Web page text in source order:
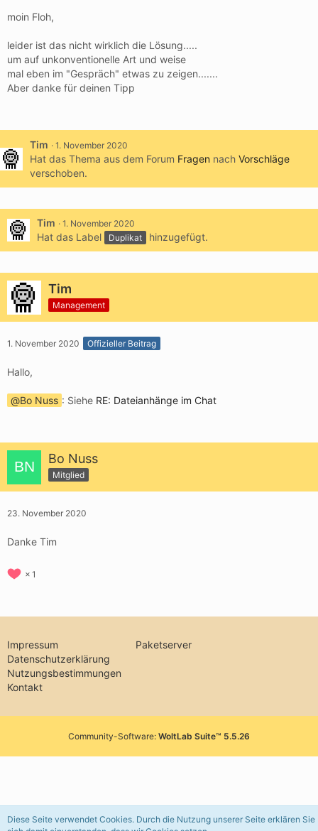
moin Floh,
leider ist das nicht wirklich die Lösung.....
um auf unkonventionelle Art und weise
mal eben im "Gespräch" etwas zu zeigen.......
Aber danke für deinen Tipp
Tim 1. November 2020
Hat das Thema aus dem Forum Fragen nach Vorschläge
verschoben.
Tim 1. November 2020
Hat das Label Duplikat hinzugefügt.
Tim
Management
1. November 2020 Offizieller Beitrag
Hallo,
Bo Nuss : Siehe RE: Dateianhänge im Chat
Bo Nuss
Mitglied
23. November 2020
Danke Tim
1
Impressum
Datenschutzerklärung
Nutzungsbestimmungen
Kontakt
Paketserver
Community-Software: WoltLab Suite™ 5.5.26
Diese Seite verwendet Cookies. Durch die Nutzung unserer Seite erklären Sie